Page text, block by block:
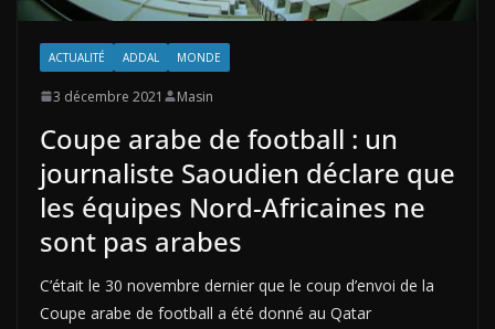
ACTUALITÉ ADDAL MONDE
3 décembre 2021 Masin
Coupe arabe de football : un
journaliste Saoudien déclare que
les équipes Nord-Africaines ne
sont pas arabes
C’était le 30 novembre dernier que le coup d’envoi de la
Coupe arabe de football a été donné au Qatar